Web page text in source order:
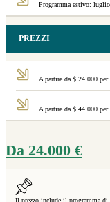
Programma estivo: luglio
PREZZI
A partire da $ 24.000
A partire da $ 44.000
Da 24.000 €